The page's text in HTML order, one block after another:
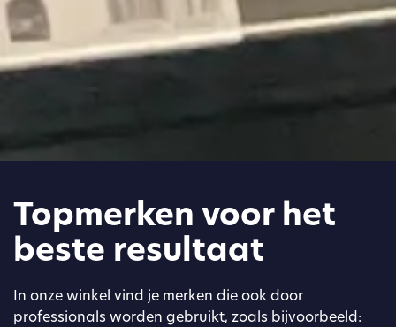
Topmerken voor het
beste resultaat
In onze winkel vind je merken die ook door
professionals worden gebruikt, zoals bijvoorbeeld: